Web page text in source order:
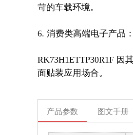
苛的车载环境。
6. 消费类高端电子产品
RK73H1ETTP30R1F
面贴装应用场合。
产品参数 图文手册